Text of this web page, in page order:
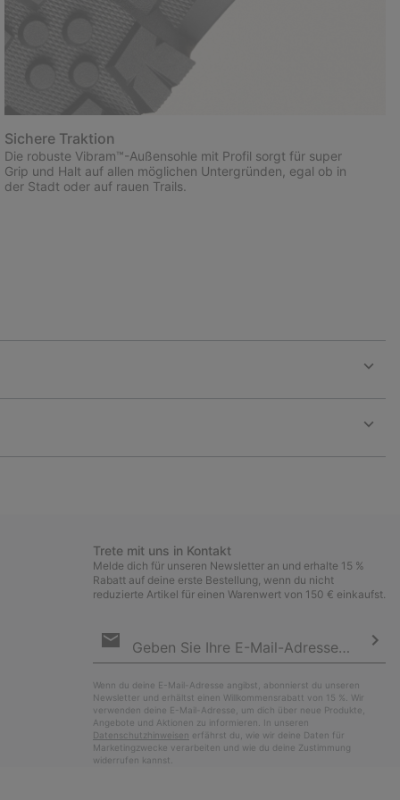
Sichere Traktion
Die robuste Vibram™-Außensohle mit Profil sorgt für super
Grip und Halt auf allen möglichen Untergründen, egal ob in
der Stadt oder auf rauen Trails.
or
section
or
Trete mit uns in Kontakt
Melde dich für unseren Newsletter an und erhalte 15 %
Rabatt auf deine erste Bestellung, wenn du nicht
reduzierte Artikel für einen Warenwert von 150 € einkaufst.
Anmeldung
Wenn du deine E-Mail-Adresse angibst, abonnierst du unseren
Newsletter und erhältst einen Willkommensrabatt von 15 %. Wir
verwenden deine E-Mail-Adresse, um dich über neue Produkte,
Angebote und Aktionen zu informieren. In unseren
Datenschutzhinweisen erfährst du, wie wir deine Daten für
Marketingzwecke verarbeiten und wie du deine Zustimmung
widerrufen kannst.